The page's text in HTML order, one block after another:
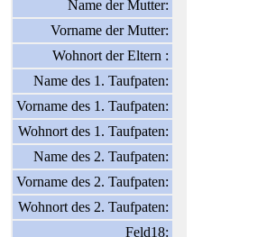
Name der Mutter:
Vorname der Mutter:
Wohnort der Eltern :
Name des 1. Taufpaten:
Vorname des 1. Taufpaten:
Wohnort des 1. Taufpaten:
Name des 2. Taufpaten:
Vorname des 2. Taufpaten:
Wohnort des 2. Taufpaten:
Feld18: